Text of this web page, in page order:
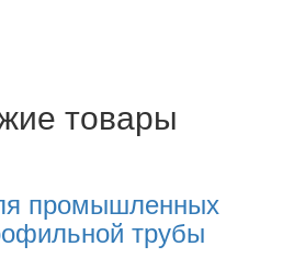
товары
промышленных
трубы